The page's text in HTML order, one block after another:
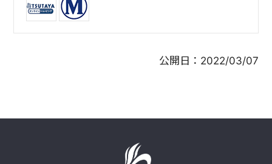
公開日： 2022/03/07